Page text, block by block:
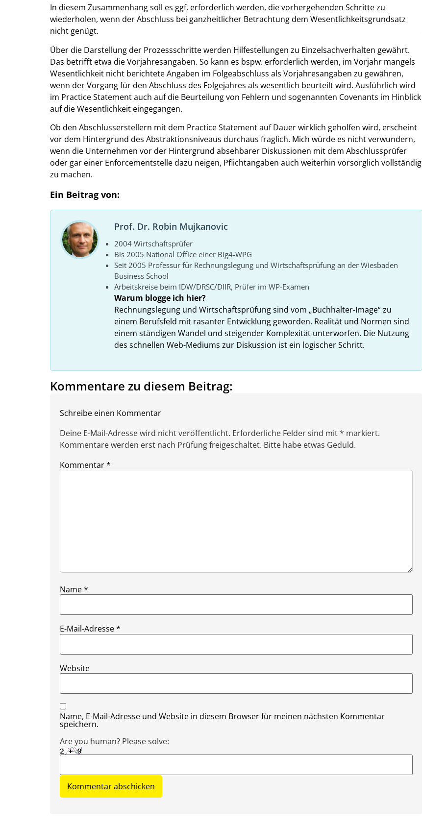
In diesem Zusammenhang soll es ggf. erforderlich werden, die vorhergehenden Schritte zu
wiederholen, wenn der Abschluss bei ganzheitlicher Betrachtung dem Wesentlichkeitsgrundsatz
nicht genügt.
Über die Darstellung der Prozessschritte werden Hilfestellungen zu Einzelsachverhalten gewährt.
Das betrifft etwa die Vorjahresangaben. So kann es bspw. erforderlich werden, im Vorjahr mangels
Wesentlichkeit nicht berichtete Angaben im Folgeabschluss als Vorjahresangaben zu gewähren,
wenn der Vorgang für den Abschluss des Folgejahres als wesentlich beurteilt wird. Ausführlich wird
im Practice Statement auch auf die Beurteilung von Fehlern und sogenannten Covenants im Hinblick
auf die Wesentlichkeit eingegangen.
Ob den Abschlusserstellern mit dem Practice Statement auf Dauer wirklich geholfen wird, erscheint
vor dem Hintergrund des Abstraktionsniveaus durchaus fraglich. Mich würde es nicht verwundern,
wenn die Unternehmen vor der Hintergrund absehbarer Diskussionen mit dem Abschlussprüfer
oder gar einer Enforcementstelle dazu neigen, Pflichtangaben auch weiterhin vorsorglich vollständig
zu machen.
Ein Beitrag von:
Prof. Dr. Robin Mujkanovic
2004 Wirtschaftsprüfer
Bis 2005 National Office einer Big4-WPG
Seit 2005 Professur für Rechnungslegung und Wirtschaftsprüfung an der Wiesbaden
Business School
Arbeitskreise beim IDW/DRSC/DIIR, Prüfer im WP-Examen
Warum blogge ich hier?
Rechnungslegung und Wirtschaftsprüfung sind vom „Buchhalter-Image“ zu
einem Berufsfeld mit rasanter Entwicklung geworden. Realität und Normen sind
einem ständigen Wandel und steigender Komplexität unterworfen. Die Nutzung
des schnellen Web-Mediums zur Diskussion ist ein logischer Schritt.
Kommentare zu diesem Beitrag:
Schreibe einen Kommentar
Deine E-Mail-Adresse wird nicht veröffentlicht. Erforderliche Felder sind mit * markiert.
Kommentare werden erst nach Prüfung freigeschaltet. Bitte habe etwas Geduld.
Kommentar*
Name*
E-Mail-Adresse*
Website
Name, E-Mail-Adresse und Website in diesem Browser für meinen nächsten Kommentar
speichern.
Are you human? Please solve: